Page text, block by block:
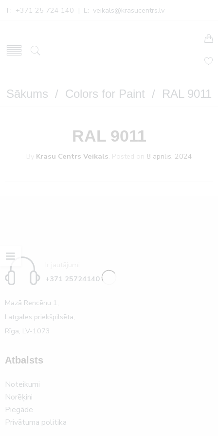
T: +371 25 724 140 | E: veikals@krasucentrs.lv
Sākums / Colors for Paint / RAL 9011
RAL 9011
By Krasu Centrs Veikals Posted on 8 aprīlis, 2024
+371 25724140
Mazā Rencēnu 1,
Latgales priekšpilsēta,
Rīga, LV-1073
Atbalsts
Noteikumi
Norēķini
Piegāde
Privātuma politika